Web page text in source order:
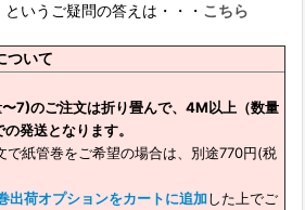
いうご疑問の答えは・・・ こちら
ついて
7)のご注文は折り畳んで、4M以上（数量
発送となります。
紙管巻をご希望の場合は、別途770円(税
出荷オプションをカートに追加した上でご